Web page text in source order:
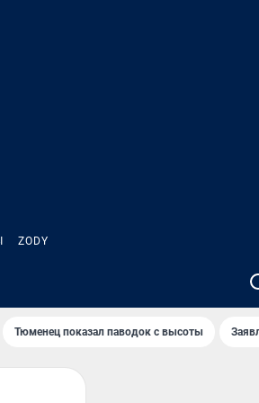
ZODY
Тюменец показал паводок с высоты